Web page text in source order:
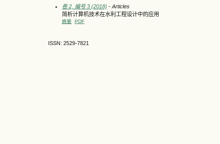
卷 2, 编号 3 (2018) - Articles
简析计算机技术在水利工程设计中的应用
摘要 PDF
ISSN: 2529-7821